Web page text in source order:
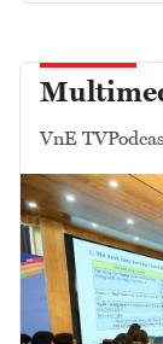
VnE TV